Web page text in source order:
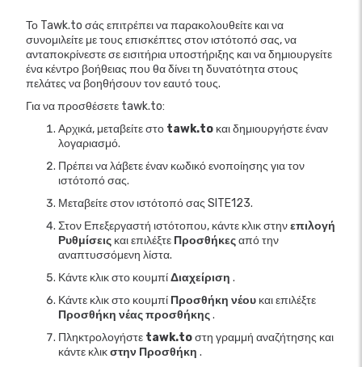
Το Tawk.to σάς επιτρέπει να παρακολουθείτε και να
συνομιλείτε με τους επισκέπτες στον ιστότοπό σας, να
ανταποκρίνεστε σε εισιτήρια υποστήριξης και να δημιουργείτε
ένα κέντρο βοήθειας που θα δίνει τη δυνατότητα στους
πελάτες να βοηθήσουν τον εαυτό τους.
Για να προσθέσετε tawk.to:
Αρχικά, μεταβείτε στο tawk.to και δημιουργήστε έναν
λογαριασμό.
Πρέπει να λάβετε έναν κωδικό ενοποίησης για τον
ιστότοπό σας.
Μεταβείτε στον ιστότοπό σας SITE123.
Στον Επεξεργαστή ιστότοπου, κάντε κλικ στηνεπιλογή
Ρυθμίσεις και επιλέξτε Προσθήκεςαπό την
αναπτυσσόμενη λίστα.
Κάντε κλικ στο κουμπίΔιαχείριση .
Κάντε κλικ στο κουμπί Προσθήκη νέου και επιλέξτε
Προσθήκη νέας προσθήκης.
Πληκτρολογήστε tawk.toστη γραμμή αναζήτησης και
κάντε κλικστην Προσθήκη .